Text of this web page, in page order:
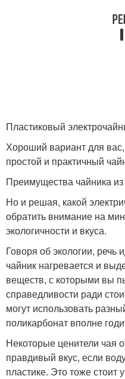
Пластиковый
Хороший вариант для
простой и практичный
Преимущества чайника из
Но и решая, какой
обратить внимание на
экологичности и вкуса.
Говоря об экологии, речь
чайник нагревается и
веществ, с которыми вы
справедливости ради
могут использовать
поликарбонат вполне
Некоторые ценители чая
правдивый вкус, если
пластике. Это тоже стоит